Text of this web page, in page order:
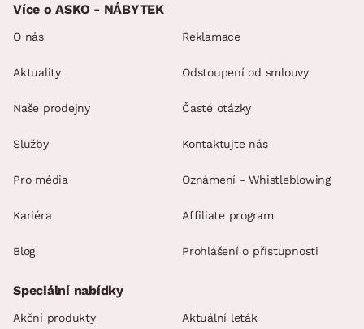
Více o ASKO - NÁBYTEK
O nás
Aktuality
Naše prodejny
Služby
Pro média
Kariéra
Blog
Reklamace
Odstoupení od smlouvy
Časté otázky
Kontaktujte nás
Oznámení - Whistleblowing
Affiliate program
Prohlášení o přístupnosti
Speciální nabídky
Akční produkty Aktuální leták